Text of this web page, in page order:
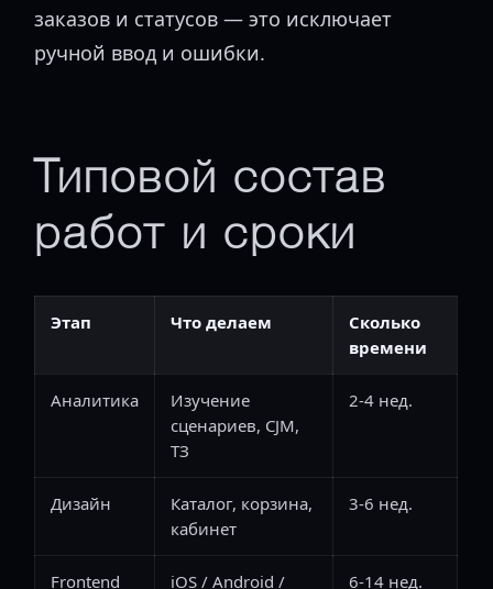
заказов и статусов — это исключает
ручной ввод и ошибки.
Типовой состав
работ и сроки
Этап Что делаем
Сколько
времени
Аналитика
Изучение
сценариев, CJM,
ТЗ
2-4 нед.
Дизайн
Каталог, корзина,
кабинет
3-6 нед.
Frontend iOS / Android / 6-14 нед.